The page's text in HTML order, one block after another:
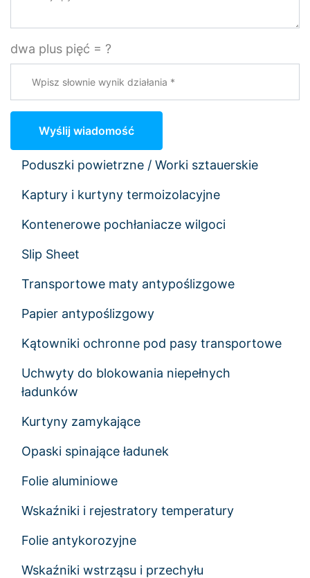
dwa plus pięć = ?
Wyślij wiadomość
Poduszki powietrzne / Worki sztauerskie
Kaptury i kurtyny termoizolacyjne
Kontenerowe pochłaniacze wilgoci
Slip Sheet
Transportowe maty antypoślizgowe
Papier antypoślizgowy
Kątowniki ochronne pod pasy transportowe
Uchwyty do blokowania niepełnych
ładunków
Kurtyny zamykające
Opaski spinające ładunek
Folie aluminiowe
Wskaźniki i rejestratory temperatury
Folie antykorozyjne
Wskaźniki wstrząsu i przechyłu